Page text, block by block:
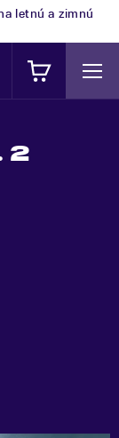
letnú a zimnú
2